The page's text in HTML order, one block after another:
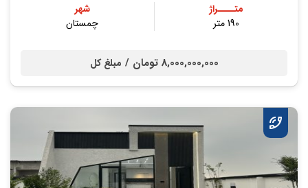
متــــراژ
190 متر
شهر
چمستان
8,000,000,000 تومان / مبلغ کل